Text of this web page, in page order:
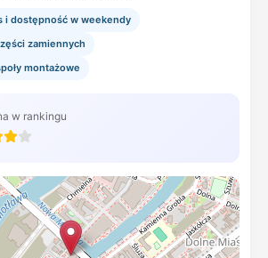
i dostępność w weekendy
zamiennych
montażowe
w rankingu